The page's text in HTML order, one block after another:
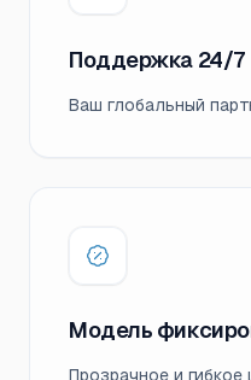
Поддержка 24/7
Ваш глобальный
Модель
Прозрачное и